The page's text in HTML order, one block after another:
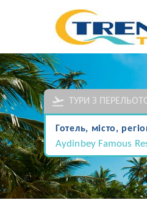
ТУРИ З
Готель, місто,
Aydinbey Famous